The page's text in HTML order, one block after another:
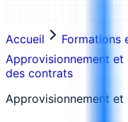
Accueil
Formations
Approvisionnement et
des contrats
Approvisionnement et